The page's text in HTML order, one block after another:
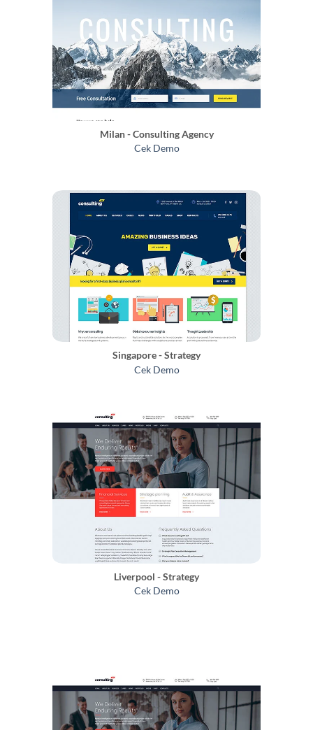
Milan - Consulting Agency
Cek Demo
Singapore - Strategy
Cek Demo
Liverpool - Strategy
Cek Demo